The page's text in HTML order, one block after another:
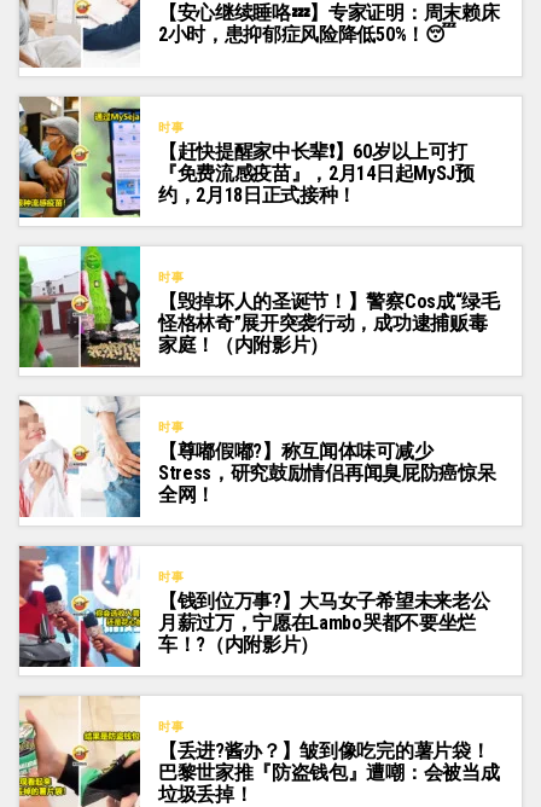
【安心继续睡咯💤】专家证明：周末赖床
2小时，患抑郁症风险降低50%！😴
时事
【赶快提醒家中长辈❗】60岁以上可打
『免费流感疫苗』，2月14日起MySJ预
约，2月18日正式接种！
时事
【毁掉坏人的圣诞节！】警察Cos成“绿毛
怪格林奇”展开突袭行动，成功逮捕贩毒
家庭！（内附影片）
时事
【尊嘟假嘟?】称互闻体味可减少
Stress，研究鼓励情侣再闻臭屁防癌惊呆
全网！
时事
【钱到位万事?】大马女子希望未来老公
月薪过万，宁愿在Lambo哭都不要坐烂
车！?️（内附影片）
时事
【丢进?️酱办？】皱到像吃完的薯片袋！
巴黎世家推『防盗钱包』遭嘲：会被当成
垃圾丢掉！